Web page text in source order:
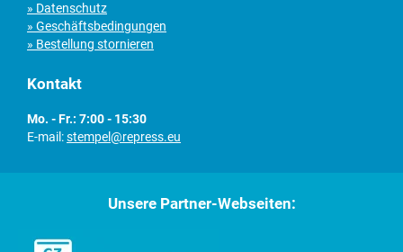
» Datenschutz
» Geschäftsbedingungen
» Bestellung stornieren
Kontakt
Mo. - Fr.: 7:00 - 15:30
E-mail:stempel@repress.eu
Unsere Partner-Webseiten: